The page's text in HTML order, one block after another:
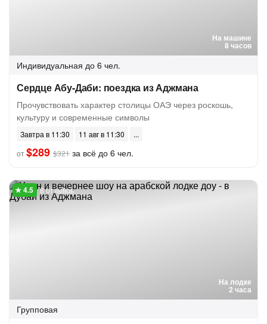
На машине
8 часов
Индивидуальная до 6 чел.
Сердце Абу-Даби: поездка из Аджмана
Прочувствовать характер столицы ОАЭ через роскошь,
культуру и современные символы
Завтра в 11:30
11 авг в 11:30
от$289 $321 за всё до 6 чел.
На лодке
2 часа
8 отзывов
Групповая